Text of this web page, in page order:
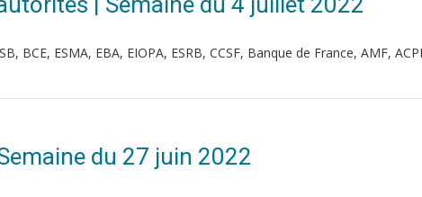
BCE, ESMA, EBA, EIOPA, ESRB, CCSF, Banque de France, AMF,
du 27 juin 2022